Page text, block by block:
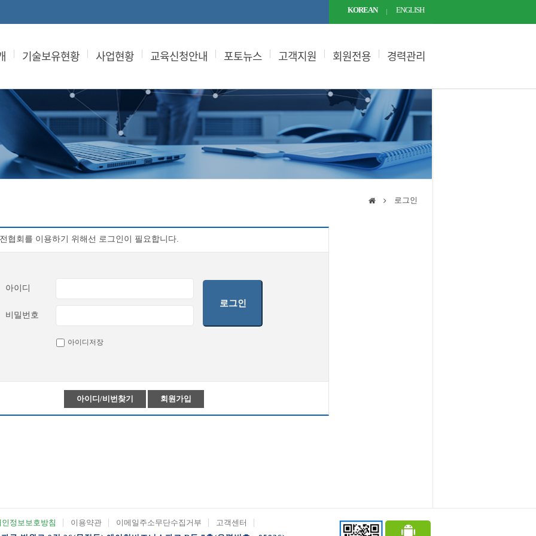
KOREAN ENGLISH
기술보유현황 사업현황 교육신청안내 포토뉴스 고객지원 회원전용 경력관리
로그인
협회를 이용하기 위해선 로그인이 필요합니다.
아이디
비밀번호
아이디저장
로그인
아이디/비번찾기 회원가입
인정보보호방침 이용약관 이메일주소무단수집거부
고객센터